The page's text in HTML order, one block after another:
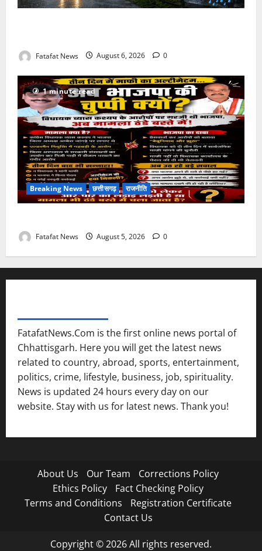
Fatafat News August 6, 2026 0
1 minute read
Breaking News छत्तीसगढ़ राजनीति
Fatafat News August 5, 2026 0
FatafatNews.Com is the first online news portal of
Chhattisgarh. Here you will get the latest news
related to country, abroad, sports, entertainment,
politics, crime, lifestyle, business, job, spirituality.
News is updated 24 hours every day on our
website. Stay with us for latest news. Thank you!
About Us Our Team
Corrections Policy
Ethics Policy
Fact Checking Policy
Terms and Conditions
Registration Certificate
Contact Us
Copyright © 2026 All rights reserved.